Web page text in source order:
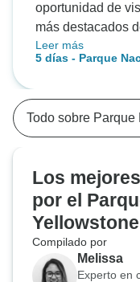
oportunidad de
más destacados
los Grandes
guía, Hogan
necesitábamos.
vez que viajo con
Leer más
5 días - Parque
Todo sobre
Los
por el
Yellowstone
Compilado por
Melissa
Experto en